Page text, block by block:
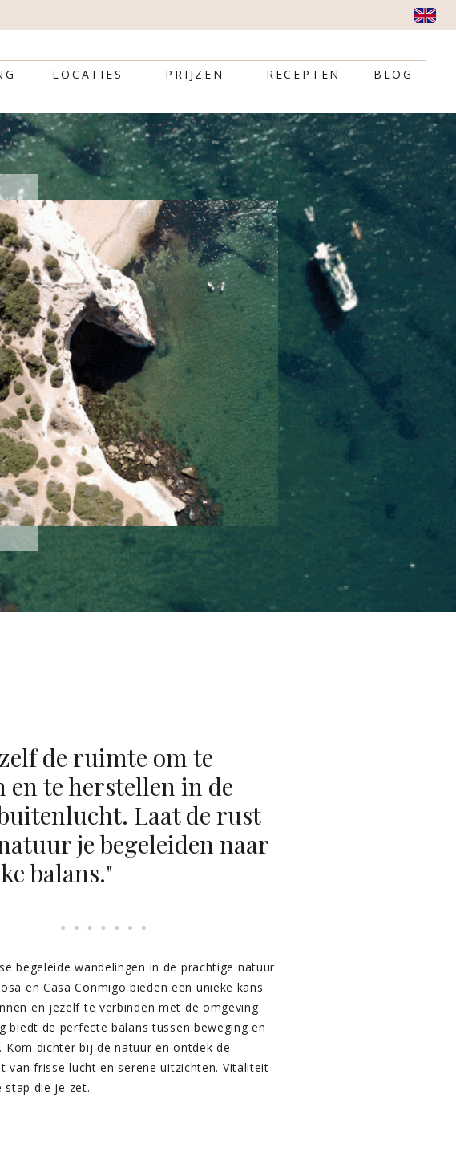
BLOG
PRIJZEN
LOCATIES RECEPTEN
begeleide wandelingen in de prachtige natuur
en Casa Conmigo bieden een unieke kans
en jezelf te verbinden met de omgeving.
biedt de perfecte balans tussen beweging en
Kom dichter bij de natuur en ontdek de
van frisse lucht en serene uitzichten. Vitaliteit
stap die je zet.
de ruimte om te
en te herstellen in de
Laat de rust
je begeleiden naar
balans."